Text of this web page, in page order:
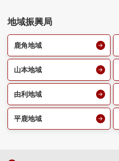
地域振興局
鹿角地域
山本地域
由利地域
平鹿地域